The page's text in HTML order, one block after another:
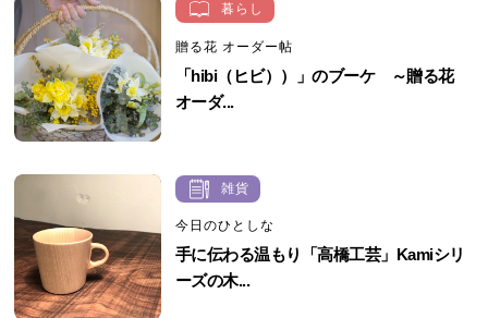
暮らし
贈る花 オーダー帖
「hibi（ヒビ））」のブーケ ～贈る花
オーダ...
雑貨
今日のひとしな
手に伝わる温もり「高橋工芸」Kamiシリ
ーズの木...